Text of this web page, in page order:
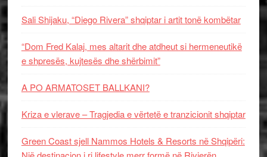
Sali Shijaku, “Diego Rivera” shqiptar i artit tonë kombëtar
“Dom Fred Kalaj, mes altarit dhe atdheut si hermeneutikë
e shpresës, kujtesës dhe shërbimit”
A PO ARMATOSET BALLKANI?
Kriza e vlerave – Tragjedia e vërtetë e tranzicionit shqiptar
Green Coast sjell Nammos Hotels & Resorts në Shqipëri: